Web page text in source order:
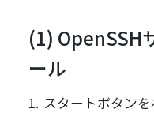
(1) OpenSSH
ール
スタートボタン